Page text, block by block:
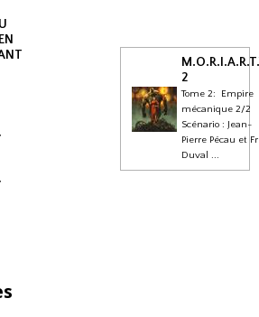
2
Tome 2: Empire
mécanique 2/2
Scénario : Jean-
Pierre Pécau et
Duval ...